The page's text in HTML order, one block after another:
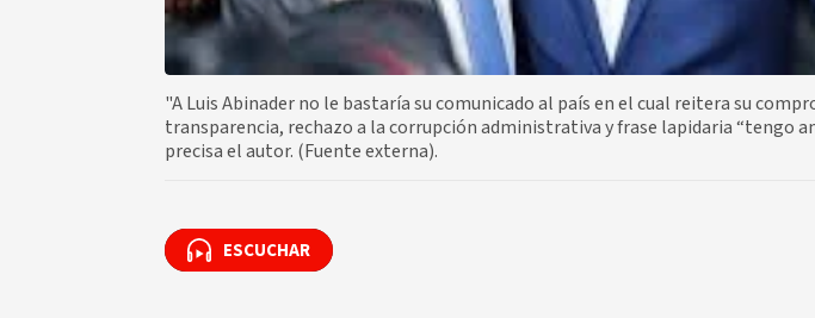
"A Luis Abinader no le bastaría su comunicado al país en el cual reitera su
transparencia, rechazo a la corrupción administrativa y frase lapidaria “tengo
precisa el autor. (Fuente externa).
ESCUCHAR
ESCUCHAR